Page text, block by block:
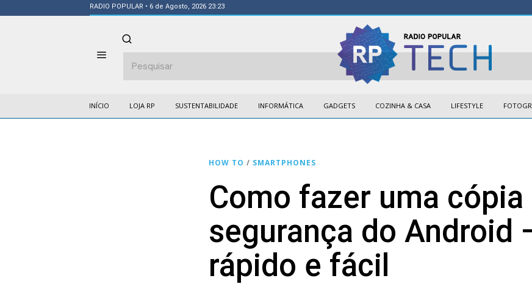
RADIO POPULAR • 6 de Agosto, 2026 23:23
INÍCIO LOJA RP SUSTENTABILIDADE INFORMÁTICA GADGETS COZINHA & CASA LIFESTYLE
HOW TO / SMARTPHONES
Como fazer uma cópia
segurança do Android
rápido e fácil